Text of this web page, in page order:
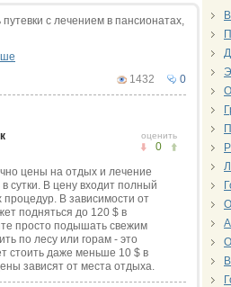
с лечением в пансионатах,
0
1432
оценить
0
цены на отдых и лечение
сутки. В цену входит полный
процедур. В зависимости от
подняться до 120 $ в
просто подышать свежим
по лесу или горам - это
стоить даже меньше 10 $ в
зависят от места отдыха.